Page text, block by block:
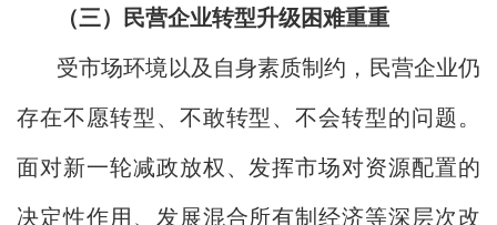
（三）民营企业转型升级困难重重
受市场环境以及自身素质制约，民营企业仍
存在不愿转型、不敢转型、不会转型的问题。
面对新一轮减政放权、发挥市场对资源配置的
决定性作用、发展混合所有制经济等深层次改